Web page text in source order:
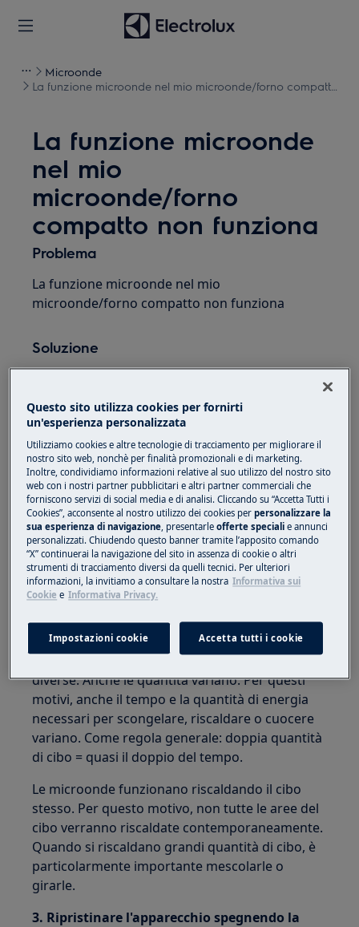
Microonde
La funzione microonde nel mio microonde/forno compatto
La funzione microonde
nel mio
microonde/forno
compatto non funziona
Problema
La funzione microonde nel mio
microonde/forno compatto non funziona
Soluzione
L'apparecchio non si avvia con lo sportello
aperto. Assicurarsi che nulla blocchi i fermi dello
sportello per garantire che l'apparecchio possa
chiudersi correttamente.
Controllare se è stato premuto il pulsante
START.
2. Se il cibo impiega più tempo a riscaldarsi e
cuocere rispetto a prima, impostare un
elevata.
Il cibo ha forme, dimensioni e consistenze
diverse. Anche le quantità variano. Per questi
motivi, anche il tempo e la quantità di energia
necessari per scongelare, riscaldare o cuocere
variano. Come regola generale: doppia quantità
di cibo = quasi il doppio del tempo.
Le microonde funzionano riscaldando il cibo
stesso. Per questo motivo, non tutte le aree del
cibo verranno riscaldate contemporaneamente.
Quando si riscaldano grandi quantità di cibo, è
particolarmente importante mescolarle o
girarle.
3. Ripristinare l'apparecchio spegnendo la
Questo sito utilizza cookies per fornirti
un'esperienza personalizzata
Utilizziamo cookies e altre tecnologie di tracciamento per migliorare il
nostro sito web, nonchè per finalità promozionali e di marketing.
Inoltre, condividiamo informazioni relative al suo utilizzo del nostro sito
web con i nostri partner pubblicitari e altri partner commerciali che
forniscono servizi di social media e di analisi. Cliccando su “Accetta Tutti i
Cookies”, acconsente al nostro utilizzo dei cookies perpersonalizzare la
sua esperienza di navigazione, presentarleofferte speciali e annunci
personalizzati. Chiudendo questo banner tramite l’apposito comando
“X” continuerai la navigazione del sito in assenza di cookie o altri
strumenti di tracciamento diversi da quelli tecnici. Per ulteriori
informazioni, la invitiamo a consultare la nostra Informativa sui
Cookie e Informativa Privacy.
Impostazioni cookie Accetta tutti i cookie